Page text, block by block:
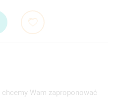
Wam zaproponować